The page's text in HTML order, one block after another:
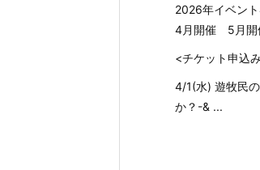
2026年イベン
4月開催 5月
<チケット申込
4/1(水) 遊牧民
か？-& ...